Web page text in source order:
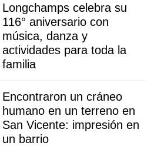
Longchamps celebra su
116° aniversario con
música, danza y
actividades para toda la
familia
Encontraron un cráneo
humano en un terreno en
San Vicente: impresión en
un barrio